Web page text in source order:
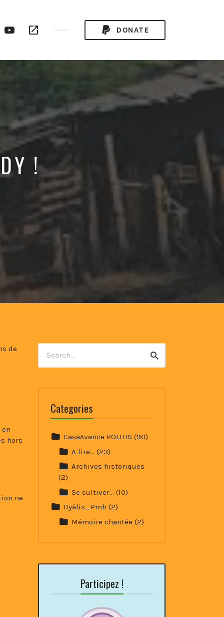
YouTube
Channel
DONATE
!
de
hors
ne
for:
Search
Categories
Casaʌvance POLHIS (90)
A lire… (23)
Archives historiques
(2)
Se cultiver… (10)
Dyàlis_Pmh (2)
Mémoire chantée (2)
Participez !